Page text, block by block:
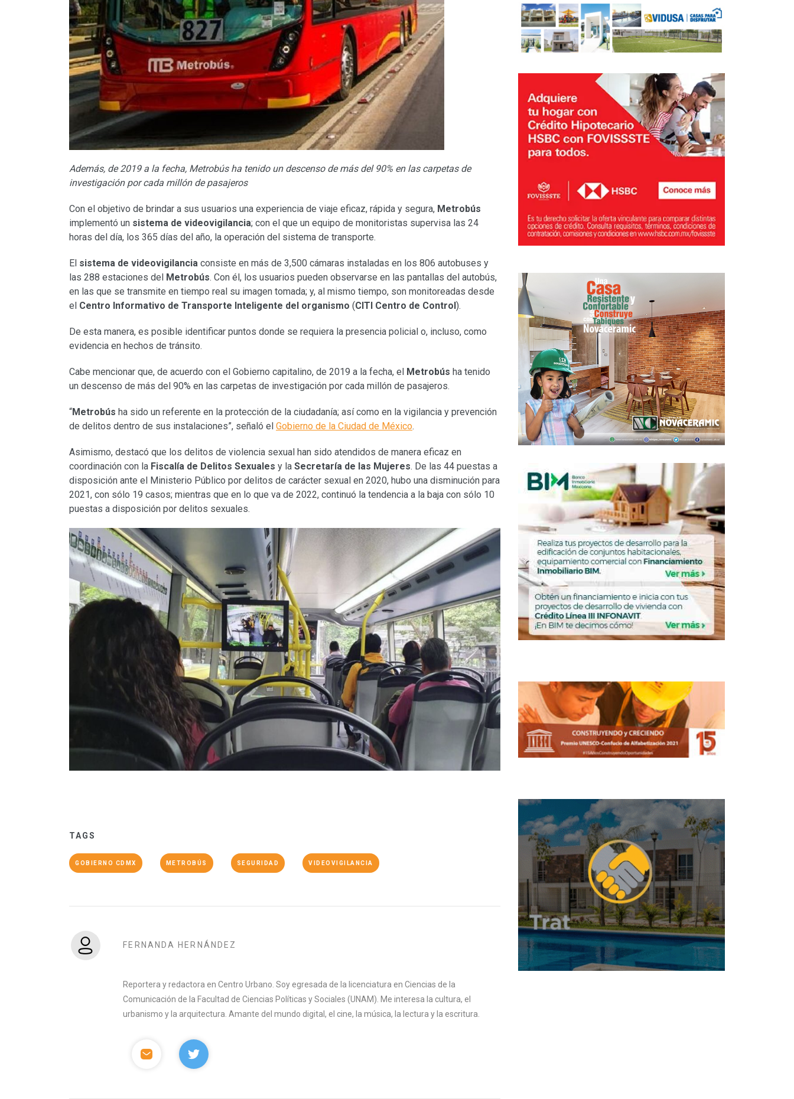
Además, de 2019 a la fecha, Metrobús ha tenido un descenso de más del 90% en las carpetas de
investigación por cada millón de pasajeros
Con el objetivo de brindar a sus usuarios una experiencia de viaje eficaz, rápida y segura, Metrobús
implementó un sistema de videovigilancia; con el que un equipo de monitoristas supervisa las 24
horas del día, los 365 días del año, la operación del sistema de transporte.
El sistema de videovigilancia consiste en más de 3,500 cámaras instaladas en los 806 autobuses y
las 288 estaciones del
Metrobús. Con él, los usuarios pueden observarse en las pantallas del autobús,
en las que se transmite en tiempo real su imagen tomada; y, al mismo tiempo, son monitoreadas desde
el Centro Informativo de Transporte Inteligente del organismo (CITI Centro de Control ).
De esta manera, es posible identificar puntos donde se requiera la presencia policial o, incluso, como
evidencia en hechos de tránsito.
Cabe mencionar que, de acuerdo con el Gobierno capitalino, de 2019 a la fecha, el Metrobús ha tenido
un descenso de más del 90% en las carpetas de investigación por cada millón de pasajeros.
“Metrobús ha sido un referente en la protección de la ciudadanía; así como en la vigilancia y prevención
de delitos dentro de sus instalaciones”, señaló el Gobierno de la Ciudad de México.
Asimismo, destacó que los delitos de violencia sexual han sido atendidos de manera eficaz en
coordinación con la Fiscalía de Delitos Sexuales y la Secretaría de las Mujeres. De las 44 puestas a
disposición ante el Ministerio Público por delitos de carácter sexual en 2020, hubo una disminución para
2021, con sólo 19 casos; mientras que en lo que va de 2022, continuó la tendencia a la baja con sólo 10
puestas a disposición por delitos sexuales.
TAGS
GOBIERNO CDMX METROBÚS SEGURIDAD VIDEOVIGILANCIA
FERNANDA HERNÁNDEZ
Reportera y redactora en Centro Urbano. Soy egresada de la licenciatura en Ciencias de la
Comunicación de la Facultad de Ciencias Políticas y Sociales (UNAM). Me interesa la cultura, el
urbanismo y la arquitectura. Amante del mundo digital, el cine, la música, la lectura y la escritura.